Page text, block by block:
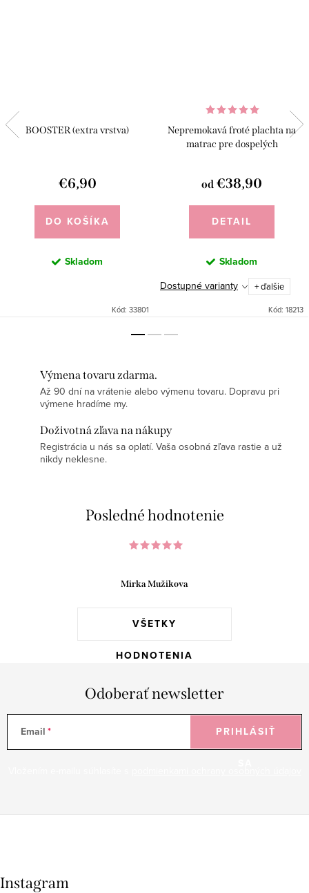
BOOSTER (extra vrstva)
€6,90
DO KOŠÍKA
Skladom
Kód: 33801
Nepremokavá froté plachta na
matrac pre dospelých
od €38,90
DETAIL
Skladom
Dostupné varianty + ďalšie
Kód: 18213
Výmena tovaru zdarma.
Až 90 dní na vrátenie alebo výmenu tovaru. Dopravu pri
výmene hradíme my.
Doživotná zľava na nákupy
Registrácia u nás sa oplatí. Vaša osobná zľava rastie a už
nikdy neklesne.
Posledné hodnotenie
VŠETKY
HODNOTENIA
Mirka Mužikova
Odoberať newsletter
Email PRIHLÁSIŤ
Instagram